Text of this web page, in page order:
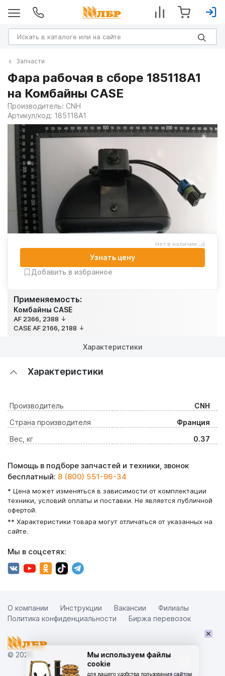
Запчасти
Фара рабочая в сборе 185118A1
на Комбайны CASE
Производитель: CNH
Артикул/код: 185118A1
Применяемость:
Комбайны CASE
AF 2366, 2388
CASE AF 2166, 2188
Нет в наличии
Узнать цену
Добавить в избранное
Характеристики
Характеристики
Производитель
CNH
Страна производителя
Франция
Вес, кг
0.37
Мы используем файлы
cookie
для вашего удобства пользования сайтом
Помощь в подборе запчастей и техники, звонок
бесплатный: 8 (800) 551-96-34
* Цена может изменяться в зависимости от комплектации
техники, условий оплаты и поставки. Не является публичной
офертой.
** Характеристики товара могут отличаться от указанных на
сайте.
Мы в соцсетях:
© 2026
О компании Инструкции Вакансии
Филиалы
Политика конфиденциальности
Биржа перевозок
×